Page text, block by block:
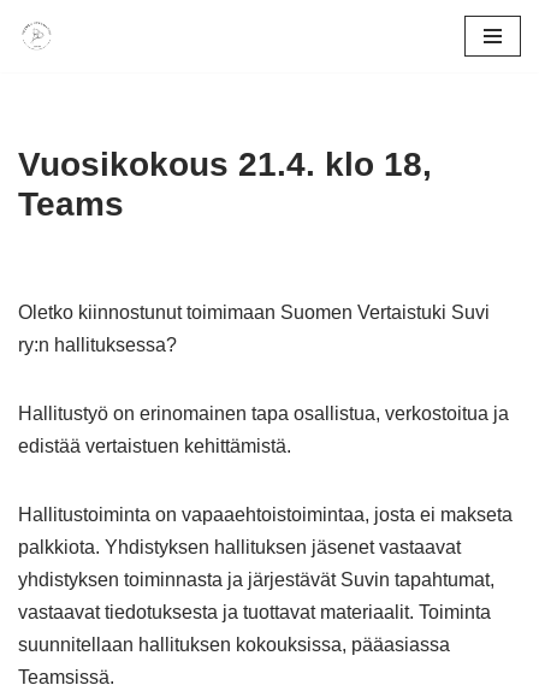
Vuosikokous 21.4. klo 18,
Teams
Oletko kiinnostunut toimimaan Suomen Vertaistuki Suvi
ry:n hallituksessa?
Hallitustyö on erinomainen tapa osallistua, verkostoitua ja
edistää vertaistuen kehittämistä.
Hallitustoiminta on vapaaehtoistoimintaa, josta ei makseta
palkkiota. Yhdistyksen hallituksen jäsenet vastaavat
yhdistyksen toiminnasta ja järjestävät Suvin tapahtumat,
vastaavat tiedotuksesta ja tuottavat materiaalit. Toiminta
suunnitellaan hallituksen kokouksissa, pääasiassa
Teamsissä.